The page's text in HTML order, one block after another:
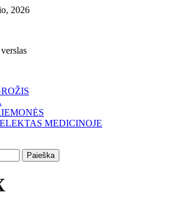
2026
MEDICINOJE